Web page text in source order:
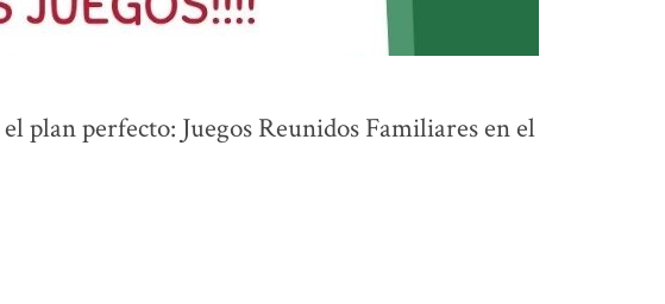
plan perfecto: Juegos Reunidos Familiares en el